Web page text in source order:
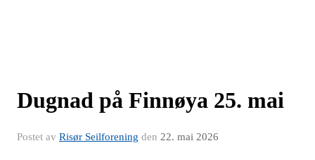
Dugnad på Finnøya 25. mai
Postet av Risør Seilforening den 22. mai 2026